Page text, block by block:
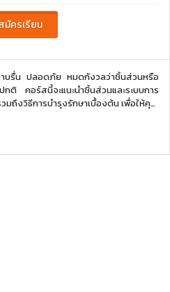
ครเรียน
บรื่น ปลอดภัย หมดกังวลว่าชิ้นส่วนหรือ
คอร์สนี้จะแนะนำชิ้นส่วนและระบบการ
ถึงวิธีการบำรุงรักษาเบื้องต้น เพื่อให้คุณ
กยภาพแรงงานในอุตสาหกรรมยานยนต์
ฒิวิชาชีพ (องค์การมหาชน)